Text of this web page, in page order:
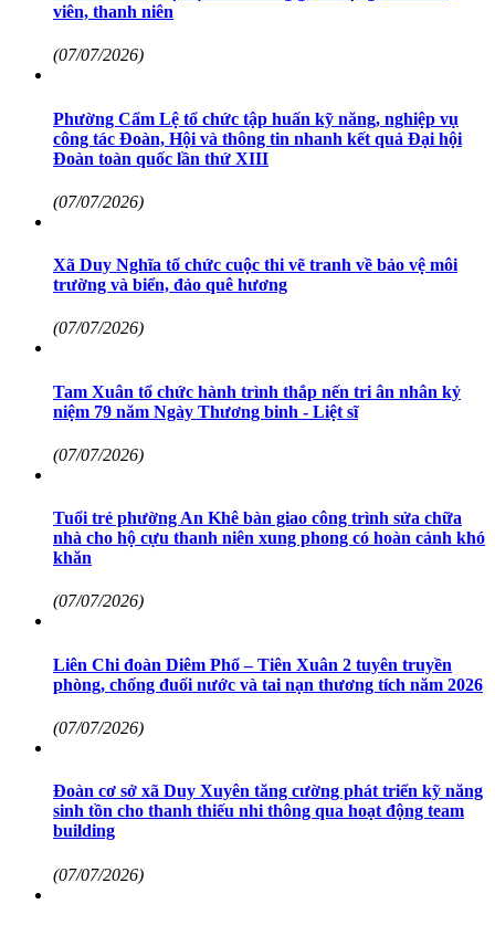
viên, thanh niên
(07/07/2026)
Phường Cẩm Lệ tổ chức tập huấn kỹ năng, nghiệp vụ
công tác Đoàn, Hội và thông tin nhanh kết quả Đại hội
Đoàn toàn quốc lần thứ XIII
(07/07/2026)
Xã Duy Nghĩa tổ chức cuộc thi vẽ tranh về bảo vệ môi
trường và biển, đảo quê hương
(07/07/2026)
Tam Xuân tổ chức hành trình thắp nến tri ân nhân kỷ
niệm 79 năm Ngày Thương binh - Liệt sĩ
(07/07/2026)
Tuổi trẻ phường An Khê bàn giao công trình sửa chữa
nhà cho hộ cựu thanh niên xung phong có hoàn cảnh khó
khăn
(07/07/2026)
Liên Chi đoàn Diêm Phổ – Tiên Xuân 2 tuyên truyền
phòng, chống đuối nước và tai nạn thương tích năm 2026
(07/07/2026)
Đoàn cơ sở xã Duy Xuyên tăng cường phát triển kỹ năng
sinh tồn cho thanh thiếu nhi thông qua hoạt động team
building
(07/07/2026)